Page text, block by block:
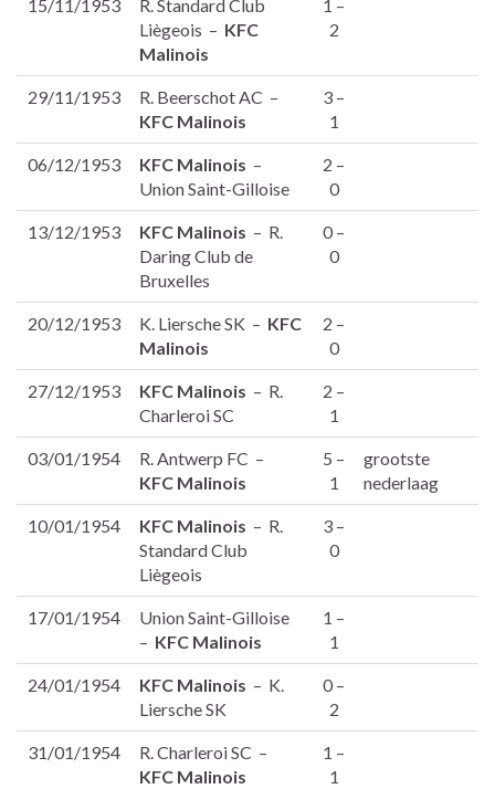
15/11/1953
R. Standard Club
Liègeois – KFC
Malinois
1 –
2
29/11/1953
R. Beerschot AC –
KFC Malinois
3 –
1
06/12/1953 KFC Malinois –
Union Saint-Gilloise
2 –
0
13/12/1953 KFC Malinois – R.
Daring Club de
Bruxelles
0 –
0
20/12/1953 K. Liersche SK – KFC
Malinois
2 –
0
27/12/1953 KFC Malinois – R.
Charleroi SC
2 –
1
03/01/1954
R. Antwerp FC –
KFC Malinois
5 –
1
grootste
nederlaag
10/01/1954 KFC Malinois – R.
Standard Club
Liègeois
3 –
0
17/01/1954
Union Saint-Gilloise
– KFC Malinois
1 –
1
24/01/1954 KFC Malinois – K.
Liersche SK
0 –
2
31/01/1954
R. Charleroi SC –
KFC Malinois
1 –
1